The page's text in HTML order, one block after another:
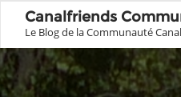
Canalfriends
Le Blog de la Communauté